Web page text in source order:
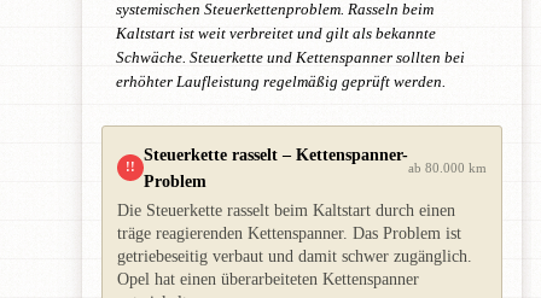
systemischen Steuerkettenproblem. Rasseln beim
Kaltstart ist weit verbreitet und gilt als bekannte
Schwäche. Steuerkette und Kettenspanner sollten bei
erhöhter Laufleistung regelmäßig geprüft werden.
!!
Steuerkette rasselt – Kettenspanner-
Problem
ab 80.000 km
Die Steuerkette rasselt beim Kaltstart durch einen
träge reagierenden Kettenspanner. Das Problem ist
getriebeseitig verbaut und damit schwer zugänglich.
Opel hat einen überarbeiteten Kettenspanner